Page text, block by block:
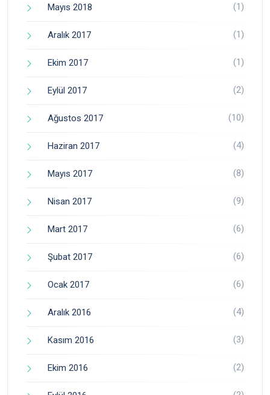
Mayıs 2018 (1)
Aralık 2017 (1)
Ekim 2017 (1)
Eylül 2017 (2)
Ağustos 2017 (10)
Haziran 2017 (4)
Mayıs 2017 (8)
Nisan 2017 (9)
Mart 2017 (6)
Şubat 2017 (6)
Ocak 2017 (6)
Aralık 2016 (4)
Kasım 2016 (3)
Ekim 2016 (2)